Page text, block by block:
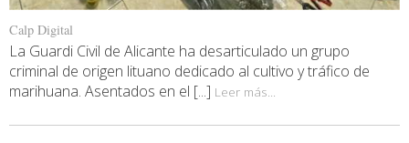
Calp Digital
La Guardi Civil de Alicante ha desarticulado un grupo
criminal de origen lituano dedicado al cultivo y tráfico de
marihuana. Asentados en el [...] Leer más...